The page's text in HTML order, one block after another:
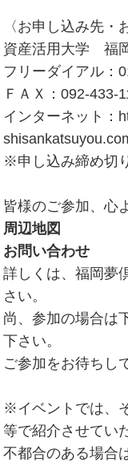
〈お申し込み先・
資産活用大学 福
フリーダイアル：
ＦＡＸ：092-433-
インターネット：
※申し込み締め切
皆様のご参加、心
周辺地図
お問い合わせ
詳しくは、福岡夢
さい。
尚、参加の場合は
下さい。
ご参加をお待ちし
※イベントでは、
等で紹介させてい
不都合のある場合